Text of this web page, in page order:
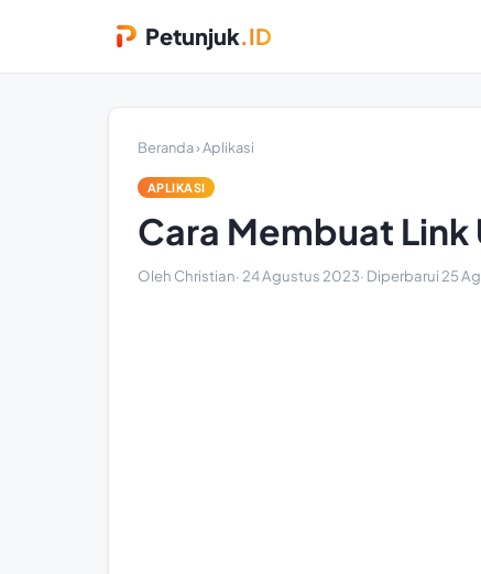
Petunjuk.ID
Beranda›Aplikasi
APLIKASI
Cara Membuat
Oleh Christian· 24 Agustus 2023· Diperbarui 25